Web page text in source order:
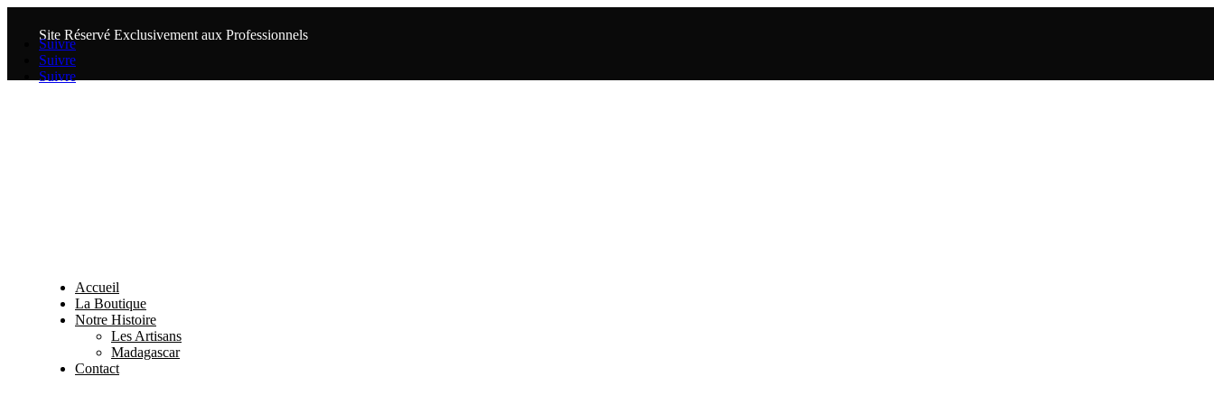
Site Réservé Exclusivement aux Professionnels
Suivre
Suivre
Suivre
Accueil
La Boutique
Notre Histoire
Les Artisans
Madagascar
Contact